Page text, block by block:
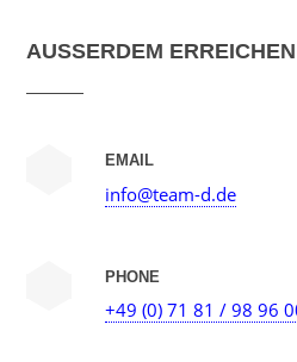
AUSSERDEM ERREICHEN
EMAIL
info@team-d.de
PHONE
+49 (0) 71 81 / 98 96